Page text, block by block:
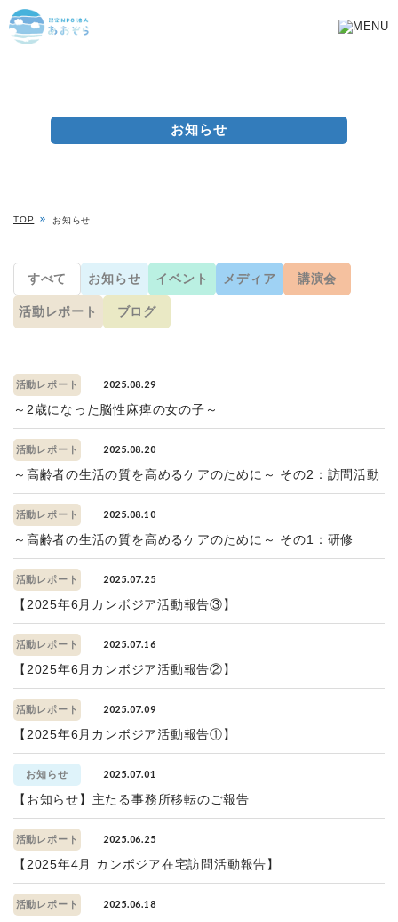
お知らせ
TOP お知らせ
すべて お知らせ イベント メディア 講演会
活動レポート ブログ
活動レポート 2025.08.29
～2歳になった脳性麻痺の女の子～
活動レポート 2025.08.20
～高齢者の生活の質を高めるケアのために～ その2：訪問活動
活動レポート 2025.08.10
～高齢者の生活の質を高めるケアのために～ その1：研修
活動レポート 2025.07.25
【2025年6月カンボジア活動報告③】
活動レポート 2025.07.16
【2025年6月カンボジア活動報告②】
活動レポート 2025.07.09
【2025年6月カンボジア活動報告①】
お知らせ 2025.07.01
【お知らせ】主たる事務所移転のご報告
活動レポート 2025.06.25
【2025年4月 カンボジア在宅訪問活動報告】
活動レポート 2025.06.18